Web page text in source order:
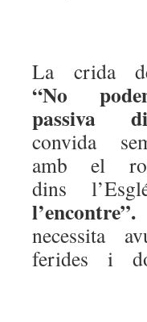
La crida
“No
passiva
convida
amb el
dins
l’encontre”.
necessita
ferides i